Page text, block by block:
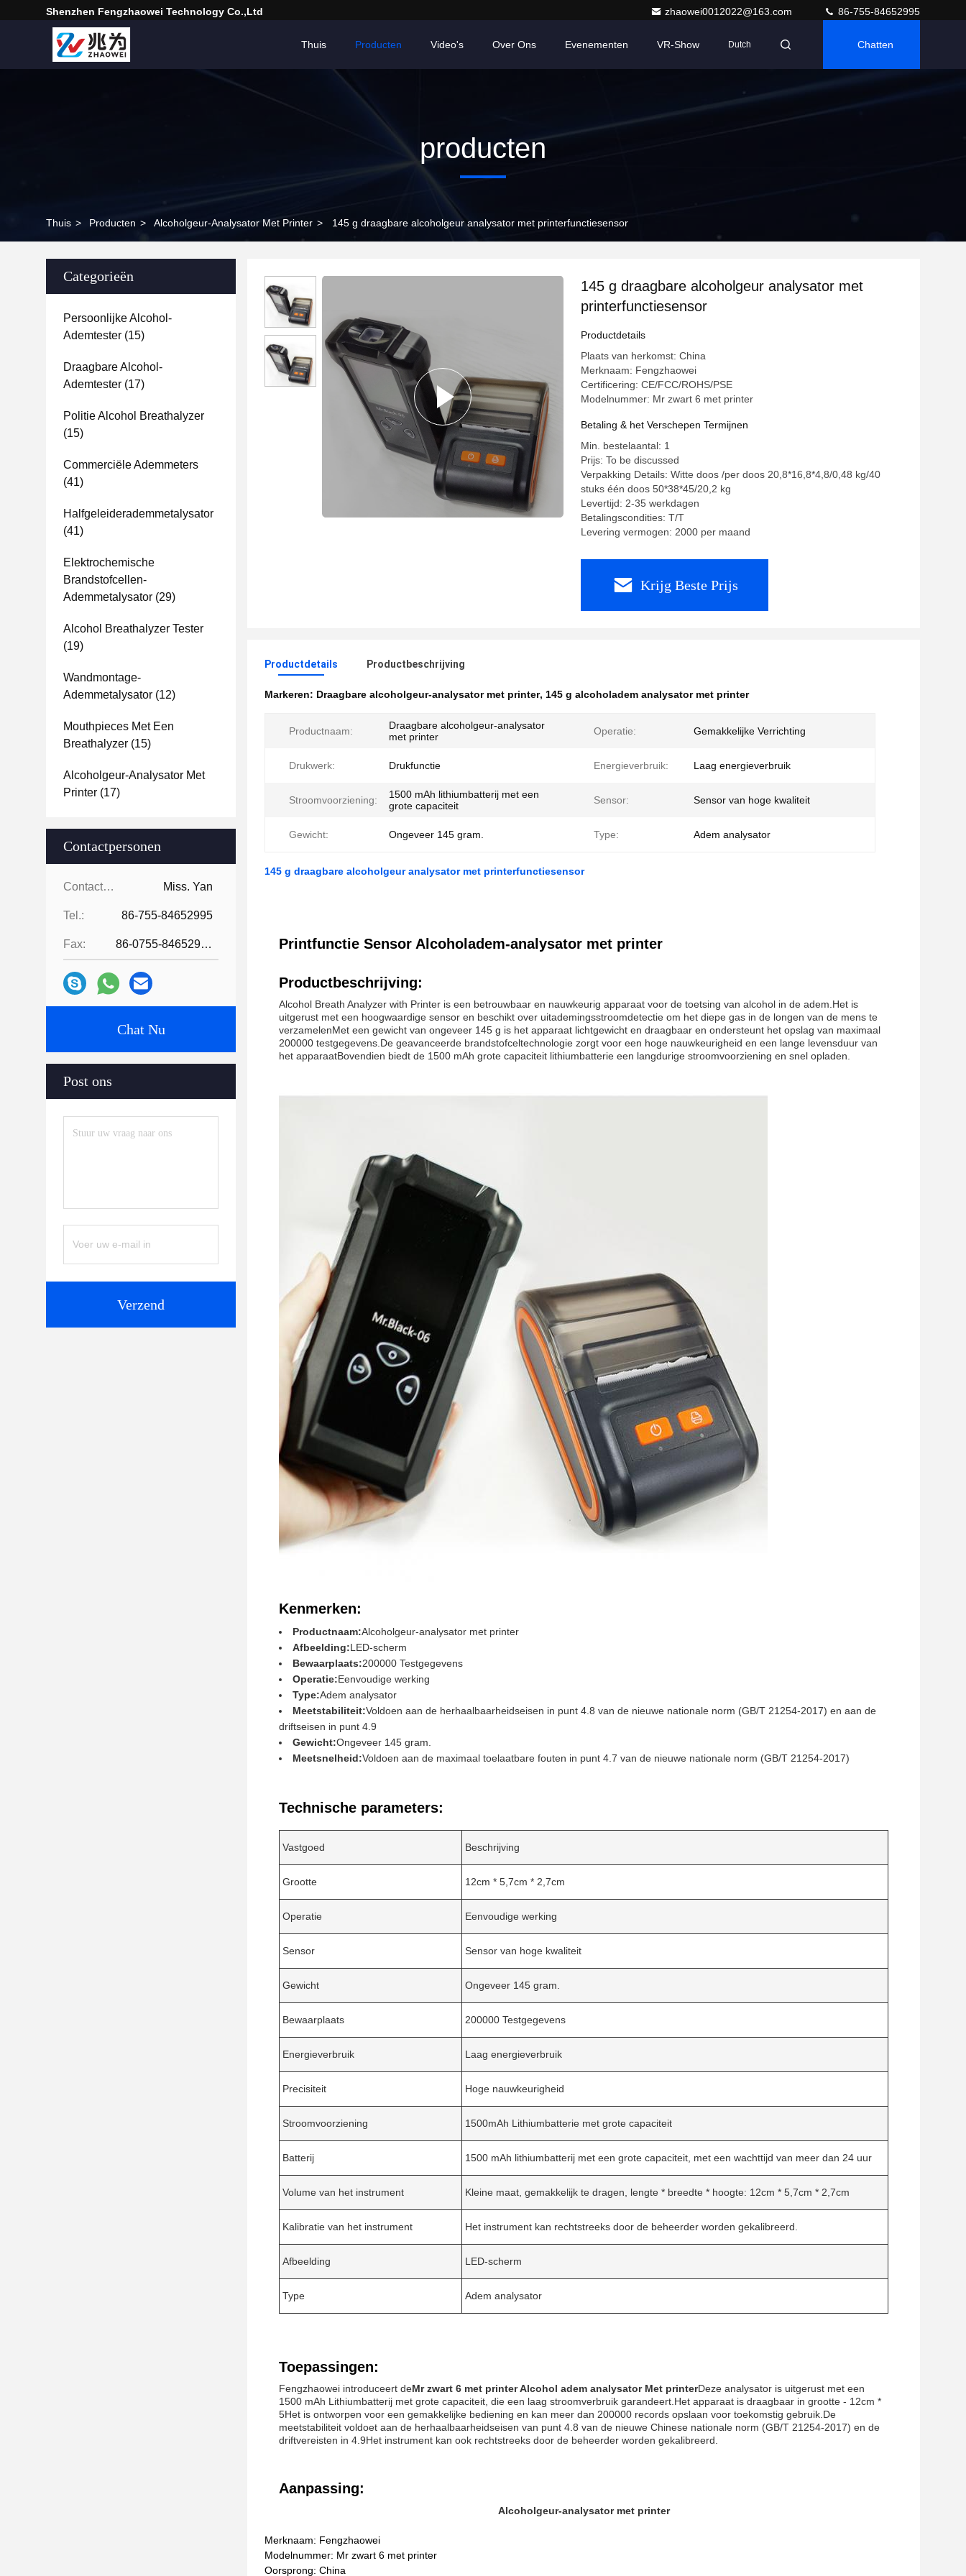
Shenzhen Fengzhaowei Technology Co.,Ltd zhaowei0012022@163.com 86-755-84652995
Thuis Producten Video's Over Ons Evenementen VR-Show Dutch Chatten
producten
Thuis > Producten > Alcoholgeur-Analysator Met Printer > 145 g draagbare alcoholgeur analysator met printerfunctiesensor
Categorieën
Persoonlijke Alcohol-
Ademtester (15)
Draagbare Alcohol-
Ademtester (17)
Politie Alcohol Breathalyzer
(15)
Commerciële Ademmeters
(41)
Halfgeleiderademmetalysator
(41)
Elektrochemische
Brandstofcellen-
Ademmetalysator (29)
Alcohol Breathalyzer Tester
(19)
Wandmontage-
Ademmetalysator (12)
Mouthpieces Met Een
Breathalyzer (15)
Alcoholgeur-Analysator Met
Printer (17)
Contactpersonen
Contactpersonen: Miss. Yan
Tel.: 86-755-84652995
Fax: 86-0755-84652995
Chat Nu
Post ons
Verzend
145 g draagbare alcoholgeur analysator met
printerfunctiesensor
Productdetails
Plaats van herkomst: China
Merknaam: Fengzhaowei
Certificering: CE/FCC/ROHS/PSE
Modelnummer: Mr zwart 6 met printer
Betaling & het Verschepen Termijnen
Min. bestelaantal: 1
Prijs: To be discussed
Verpakking Details: Witte doos /per doos 20,8*16,8*4,8/0,48 kg/40
stuks één doos 50*38*45/20,2 kg
Levertijd: 2-35 werkdagen
Betalingscondities: T/T
Levering vermogen: 2000 per maand
Krijg Beste Prijs
Productdetails Productbeschrijving
Markeren: Draagbare alcoholgeur-analysator met printer, 145 g alcoholadem analysator met printer
Productnaam:
Draagbare alcoholgeur-analysator
met printer
Operatie: Gemakkelijke Verrichting
Drukwerk: Drukfunctie Energieverbruik: Laag energieverbruik
Stroomvoorziening:
1500 mAh lithiumbatterij met een
grote capaciteit
Sensor: Sensor van hoge kwaliteit
Gewicht: Ongeveer 145 gram. Type: Adem analysator
145 g draagbare alcoholgeur analysator met printerfunctiesensor
Printfunctie Sensor Alcoholadem-analysator met printer
Productbeschrijving:
Alcohol Breath Analyzer with Printer is een betrouwbaar en nauwkeurig apparaat voor de toetsing van alcohol in de adem.Het is
uitgerust met een hoogwaardige sensor en beschikt over uitademingsstroomdetectie om het diepe gas in de longen van de mens te
verzamelenMet een gewicht van ongeveer 145 g is het apparaat lichtgewicht en draagbaar en ondersteunt het opslag van maximaal
200000 testgegevens.De geavanceerde brandstofceltechnologie zorgt voor een hoge nauwkeurigheid en een lange levensduur van
het apparaatBovendien biedt de 1500 mAh grote capaciteit lithiumbatterie een langdurige stroomvoorziening en snel opladen.
Kenmerken:
Productnaam:Alcoholgeur-analysator met printer
Afbeelding:LED-scherm
Bewaarplaats:200000 Testgegevens
Operatie:Eenvoudige werking
Type:Adem analysator
Meetstabiliteit:Voldoen aan de herhaalbaarheidseisen in punt 4.8 van de nieuwe nationale norm (GB/T 21254-2017) en aan de
driftseisen in punt 4.9
Gewicht:Ongeveer 145 gram.
Meetsnelheid:Voldoen aan de maximaal toelaatbare fouten in punt 4.7 van de nieuwe nationale norm (GB/T 21254-2017)
Technische parameters:
Vastgoed Beschrijving
Grootte 12cm * 5,7cm * 2,7cm
Operatie Eenvoudige werking
Sensor Sensor van hoge kwaliteit
Gewicht Ongeveer 145 gram.
Bewaarplaats 200000 Testgegevens
Energieverbruik Laag energieverbruik
Precisiteit Hoge nauwkeurigheid
Stroomvoorziening 1500mAh Lithiumbatterie met grote capaciteit
Batterij 1500 mAh lithiumbatterij met een grote capaciteit, met een wachttijd van meer dan 24 uur
Volume van het instrument Kleine maat, gemakkelijk te dragen, lengte * breedte * hoogte: 12cm * 5,7cm * 2,7cm
Kalibratie van het instrument Het instrument kan rechtstreeks door de beheerder worden gekalibreerd.
Afbeelding LED-scherm
Type Adem analysator
Toepassingen:
Fengzhaowei introduceert deMr zwart 6 met printer Alcohol adem analysator Met printerDeze analysator is uitgerust met een
1500 mAh Lithiumbatterij met grote capaciteit, die een laag stroomverbruik garandeert.Het apparaat is draagbaar in grootte - 12cm *
5Het is ontworpen voor een gemakkelijke bediening en kan meer dan 200000 records opslaan voor toekomstig gebruik.De
meetstabiliteit voldoet aan de herhaalbaarheidseisen van punt 4.8 van de nieuwe Chinese nationale norm (GB/T 21254-2017) en de
driftvereisten in 4.9Het instrument kan ook rechtstreeks door de beheerder worden gekalibreerd.
Aanpassing:
Alcoholgeur-analysator met printer
Merknaam: Fengzhaowei
Modelnummer: Mr zwart 6 met printer
Oorsprong: China